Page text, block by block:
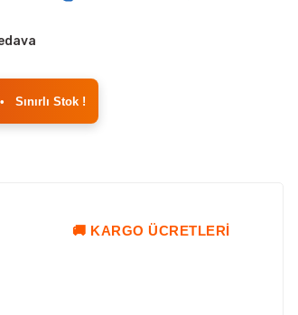
Sınırlı Stok !
🚚 KARGO ÜCRETLERI